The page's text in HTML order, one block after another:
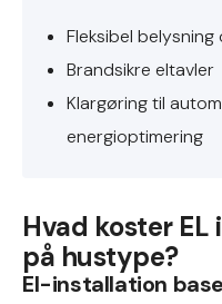
Fleksibel
Brandsikre eltavler
Klargøring til
energioptimering
Hvad koster
på hustype?
El-installation